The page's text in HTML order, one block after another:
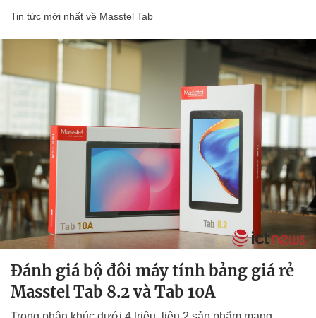
Tin tức mới nhất về Masstel Tab
Đánh giá bộ đôi máy tính bảng giá rẻ
Masstel Tab 8.2 và Tab 10A